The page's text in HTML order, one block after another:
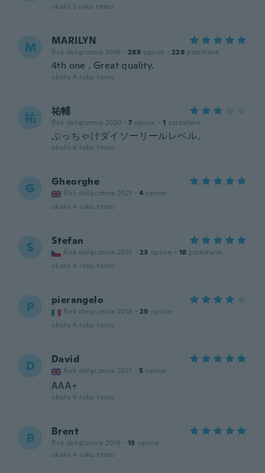
około 3 roku temu
M MARILYN
Rok dołączenia 2016 · 288 opinie · 229 przesłane
4th one . Great quality.
około 4 roku temu
祐 祐輔
Rok dołączenia 2020 · 7 opinie · 1 przesłane
ぶっちゃけダイソーリールレベル。
około 4 roku temu
G Gheorghe
Rok dołączenia 2021 · 4 opinie
około 4 roku temu
S Stefan
Rok dołączenia 2015 · 23 opinie · 18 przesłane
około 4 roku temu
P pierangelo
Rok dołączenia 2018 · 29 opinie
około 4 roku temu
D David
Rok dołączenia 2021 · 5 opinie
AAA+
około 4 roku temu
B Brent
Rok dołączenia 2018 · 13 opinie
około 4 roku temu